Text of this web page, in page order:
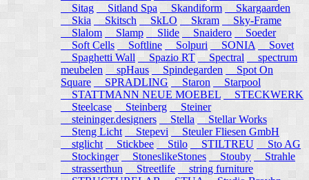
Sitag
Sitland Spa Skandiform
Skargaarden
Skia
Skitsch SkLO Skram
Sky-Frame
Slalom
Slamp Slide Snaidero
Soeder
Soft Cells
Softline Solpuri SONIA
Sovet
Spaghetti Wall
Spazio RT Spectral
spectrum
meubelen
spHaus Spindegarden
Spot On
Square
SPRADLING Staron
Starpool
STATTMANN NEUE MOEBEL
STECKWERK
Steelcase
Steinberg
Steiner
steininger.designers
Stella Stellar Works
Steng Licht
Stepevi
Steuler Fliesen GmbH
stglicht
Stickbee Stilo STILTREU
Sto AG
Stockinger
StoneslikeStones Stouby
Strahle
strasserthun
Streetlife
string furniture